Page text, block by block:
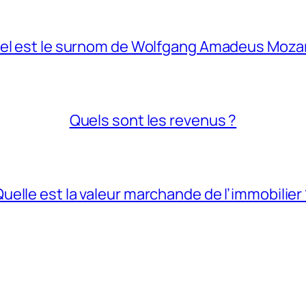
est le surnom de Wolfgang Amadeus
Quels sont les revenus ?
est la valeur marchande de l’immobilier